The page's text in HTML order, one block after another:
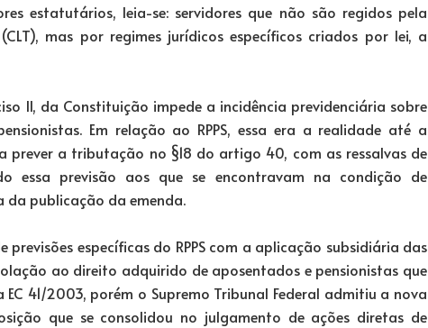
estatutários, leia-se: servidores que não são regidos pela
mas por regimes jurídicos específicos criados por lei, a
II, da Constituição impede a incidência previdenciária sobre
Em relação ao RPPS, essa era a realidade até a
prever a tributação no §18 do artigo 40, com as ressalvas de
essa previsão aos que se encontravam na condição de
da publicação da emenda.
específicas do RPPS com a aplicação subsidiária das
ao direito adquirido de aposentados e pensionistas que
41/2003, porém o Supremo Tribunal Federal admitiu a nova
que se consolidou no julgamento de ações diretas de